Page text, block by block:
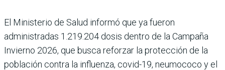
El Ministerio de Salud informó que ya fue­ron
administradas 1.219.204 dosis dentro de la Campaña
Invierno 2026, que busca reforzar la protección de la
población contra la influenza, covid-19, neumococo y el